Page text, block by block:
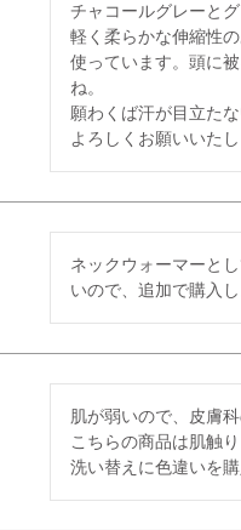
チャコールグレーと
軽く柔らかな伸縮性
使っています。頭に
ね。
願わくば汗が目立た
よろしくお願いいたし
ネックウォーマーと
いので、追加で購入
肌が弱いので、皮膚
こちらの商品は肌触
洗い替えに色違いを